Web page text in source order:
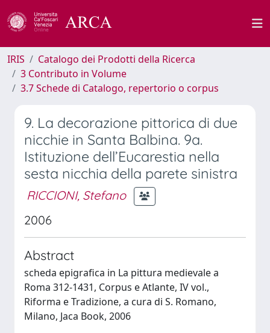
IRIS
Catalogo dei Prodotti della Ricerca
3 Contributo in Volume
3.7 Schede di Catalogo, repertorio o corpus
9. La decorazione pittorica di due
nicchie in Santa Balbina. 9a.
Istituzione dell’Eucarestia nella
sesta nicchia della parete sinistra
RICCIONI, Stefano
2006
Abstract
scheda epigrafica in La pittura medievale a
Roma 312-1431, Corpus e Atlante, IV vol.,
Riforma e Tradizione, a cura di S. Romano,
Milano, Jaca Book, 2006